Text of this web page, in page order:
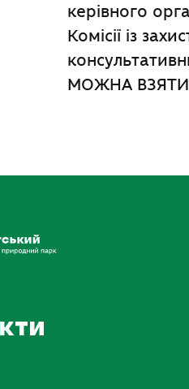
керівного
Комісії із
МОЖНА ВЗЯТИ